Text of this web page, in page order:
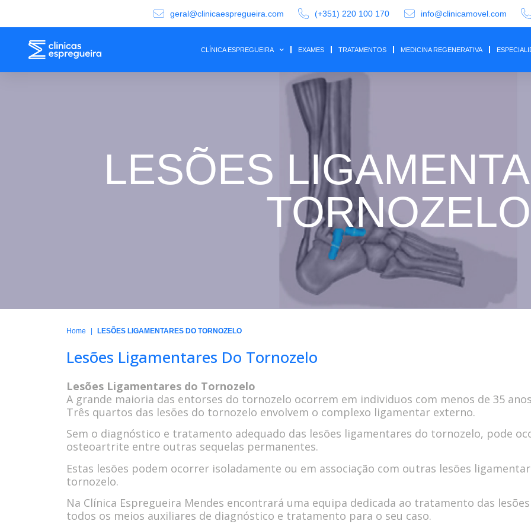
geral@clinicaespregueira.com (+351) 220 100 170 info@clinicamovel.com
CLÍNICA ESPREGUEIRA EXAMES TRATAMENTOS MEDICINA REGENERATIVA
LESÕES
TORNOZELO
Home | LESÕES LIGAMENTARES DO TORNOZELO
Lesões Ligamentares Do Tornozelo
Lesões Ligamentares do Tornozelo
A grande maioria das entorses do tornozelo ocorrem em individuos com menos de 35
Três quartos das lesões do tornozelo envolvem o complexo ligamentar externo.
Sem o diagnóstico e tratamento adequado das lesões ligamentares do tornozelo, pode
osteoartrite entre outras sequelas permanentes.
Estas lesões podem ocorrer isoladamente ou em associação com outras lesões
tornozelo.
Na Clínica Espregueira Mendes encontrará uma equipa dedicada ao tratamento das
todos os meios auxiliares de diagnóstico e tratamento para o seu caso.